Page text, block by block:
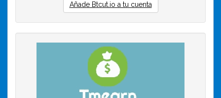
Añade Btcut.io a tu cuenta